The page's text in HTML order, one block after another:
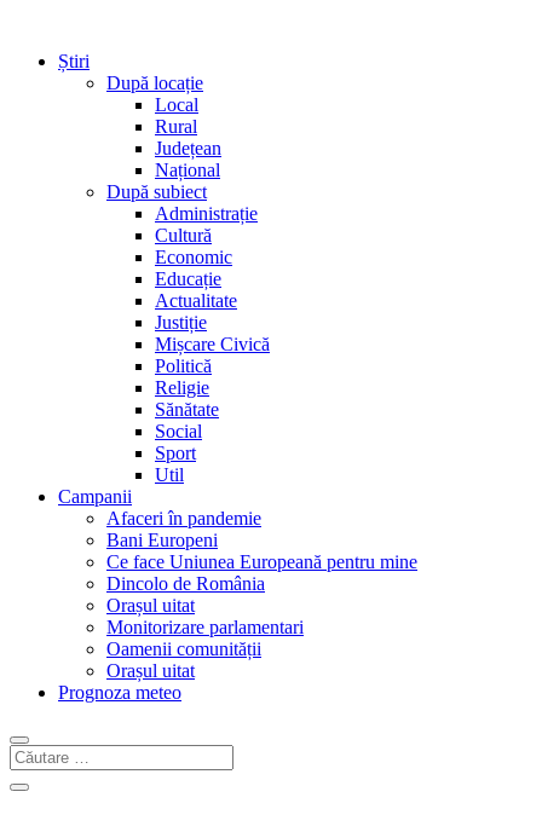
Știri
După locație
Local
Rural
Județean
Național
După subiect
Administrație
Cultură
Economic
Educație
Actualitate
Justiție
Mișcare Civică
Politică
Religie
Sănătate
Social
Sport
Util
Campanii
Afaceri în pandemie
Bani Europeni
Ce face Uniunea Europeană pentru mine
Dincolo de România
Orașul uitat
Monitorizare parlamentari
Oamenii comunității
Orașul uitat
Prognoza meteo